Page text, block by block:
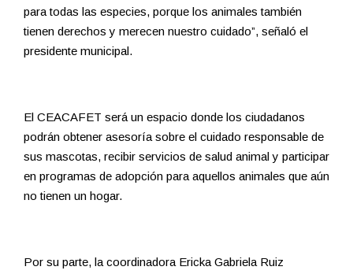
para todas las especies, porque los animales también
tienen derechos y merecen nuestro cuidado”, señaló el
presidente municipal.
El CEACAFET será un espacio donde los ciudadanos
podrán obtener asesoría sobre el cuidado responsable de
sus mascotas, recibir servicios de salud animal y participar
en programas de adopción para aquellos animales que aún
no tienen un hogar.
Por su parte, la coordinadora Ericka Gabriela Ruiz